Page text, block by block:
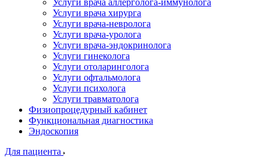
Услуги врача аллерголога-иммунолога
Услуги врача хирурга
Услуги врача-невролога
Услуги врача-уролога
Услуги врача-эндокринолога
Услуги гинеколога
Услуги отоларинголога
Услуги офтальмолога
Услуги психолога
Услуги травматолога
Физиопроцедурный кабинет
Функциональная диагностика
Эндоскопия
Для пациента